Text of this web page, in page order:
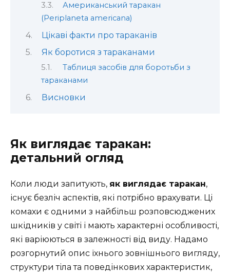
Американський таракан
(Periplaneta americana)
Цікаві факти про тараканів
Як боротися з тараканами
Таблиця засобів для боротьби з
тараканами
Висновки
Як виглядає таракан:
детальний огляд
Коли люди запитують, як виглядає таракан,
існує безліч аспектів, які потрібно врахувати. Ці
комахи є одними з найбільш розповсюджених
шкідників у світі і мають характерні особливості,
які варіюються в залежності від виду. Надамо
розгорнутий опис їхнього зовнішнього вигляду,
структури тіла та поведінкових характеристик,